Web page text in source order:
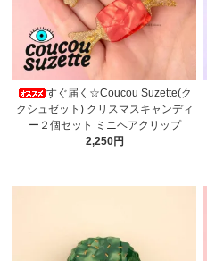
すぐ届く☆Coucou Suzette(ク
クシュゼット) クリスマスキャンディ
ー２個セット ミニヘアクリップ
2,250円